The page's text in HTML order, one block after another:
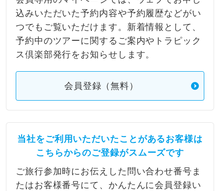
込みいただいた予約内容や予約履歴などがい
つでもご覧いただけます。新着情報として、
予約中のツアーに関するご案内やトラピック
ス倶楽部発行をお知らせします。
会員登録（無料）
当社をご利用いただいたことがあるお客様は
こちらからのご登録がスムーズです
ご旅行参加時にお伝えした問い合わせ番号ま
たはお客様番号にて、かんたんに会員登録い